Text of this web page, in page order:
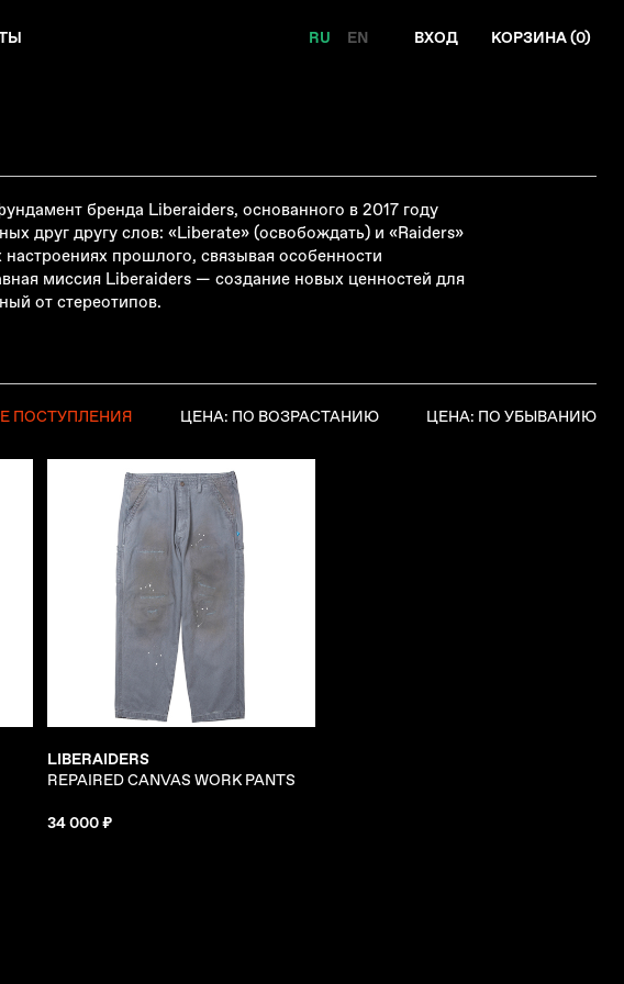
RU EN ВХОД КОРЗИНА (0)
бренда Liberaiders, основанного в 2017 году
друг другу слов: «Liberate» (освобождать) и «Raiders»
прошлого, связывая особенности
миссия Liberaiders — создание новых ценностей для
от стереотипов.
ПОСТУПЛЕНИЯ ЦЕНА: ПО ВОЗРАСТАНИЮ ЦЕНА: ПО УБЫВАНИЮ
LIBERAIDERS
REPAIRED CANVAS WORK PANTS
34 000 ₽